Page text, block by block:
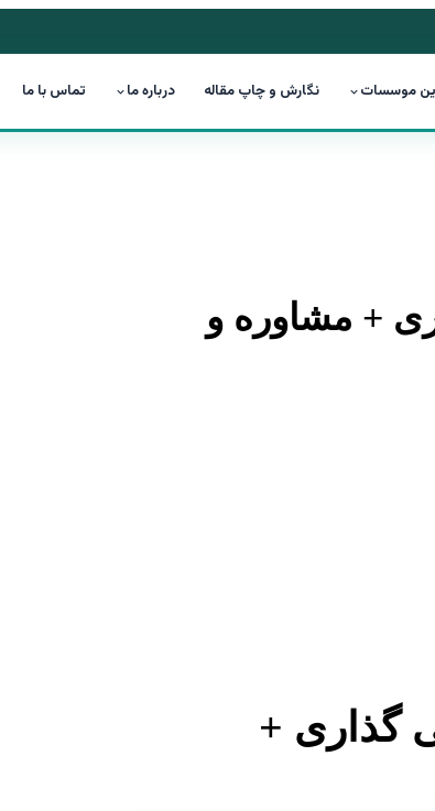
موسسات نگارش و چاپ مقاله درباره ما تماس با ما
+ مشاوره و
گذاری +